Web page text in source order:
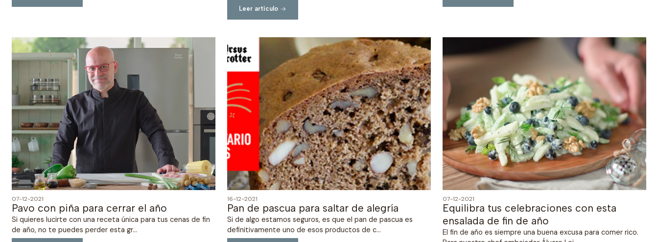
Leer artículo
07-12-2021
Pavo con piña para cerrar el año
Si quieres lucirte con una receta única para tus cenas de fin
de año, no te puedes perder esta gr...
16-12-2021
Pan de pascua para saltar de alegría
Si de algo estamos seguros, es que el pan de pascua es
definitivamente uno de esos productos de c...
07-12-2021
Equilibra tus celebraciones con esta
ensalada de fin de año
El fin de año es siempre una buena excusa para comer rico.